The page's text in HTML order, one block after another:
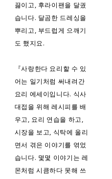
끓이고, 후라이팬을 달궜
습니다. 달곰한 드레싱을
뿌리고, 부드럽게 으깨기
도 했지요.
『사랑한다 요리할 수 있
어는 일기처럼 써내려간
요리 에세이입니다. 식사
대접을 위해 레시피를 배
우고, 요리 연습을 하고,
시장을 보고, 식탁에 올리
면서 겪은 이야기를 엮었
습니다. 몇몇 이야기는 레
몬처럼 시큼하다 못해 쓰